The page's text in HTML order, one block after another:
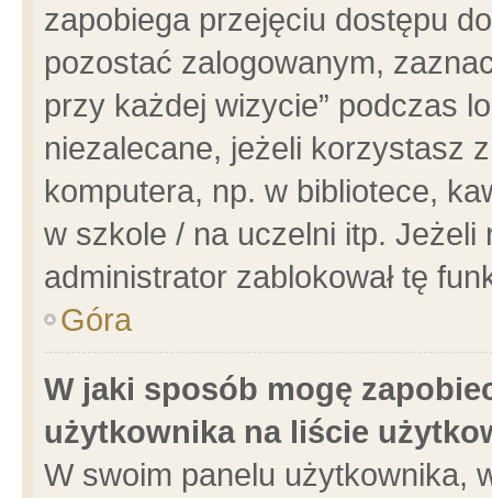
zapobiega przejęciu dostępu
pozostać zalogowanym,
przy każdej wizycie” podczas
niezalecane, jeżeli korzystasz
komputera, np. w bibliotece,
w szkole / na uczelni itp.
administrator zablokował tę
Góra
W jaki sposób mogę
użytkownika na liście
W swoim panelu użytkownika,